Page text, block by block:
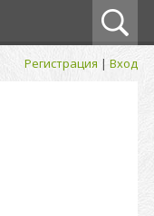
Регистрация |Вход